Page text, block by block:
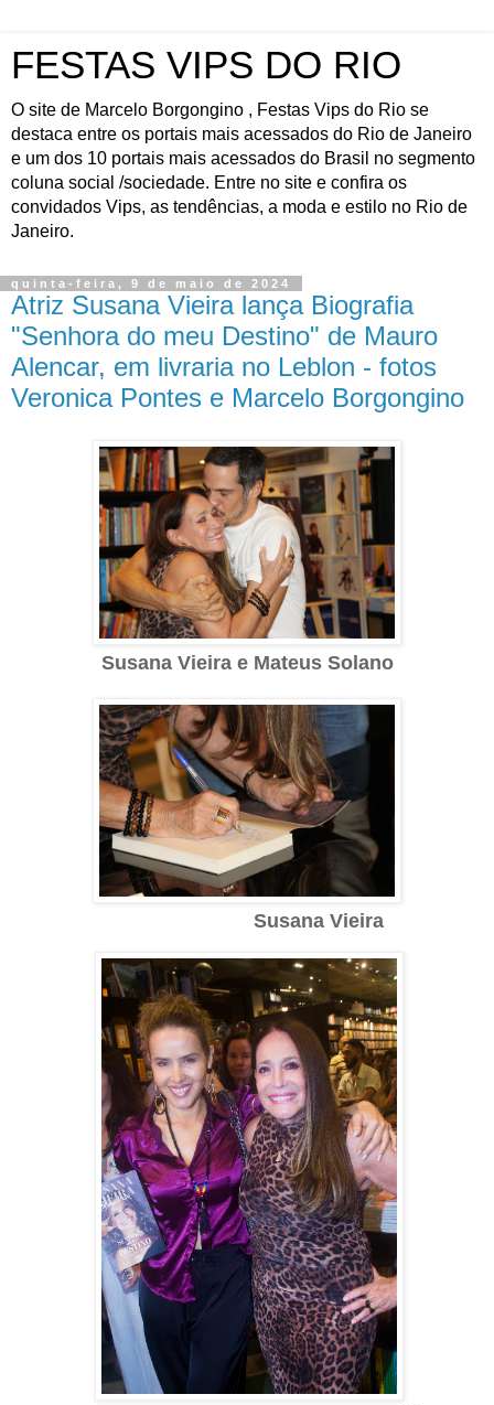
FESTAS VIPS DO RIO
O site de Marcelo Borgongino , Festas Vips do Rio se
destaca entre os portais mais acessados do Rio de Janeiro
e um dos 10 portais mais acessados do Brasil no segmento
coluna social /sociedade. Entre no site e confira os
convidados Vips, as tendências, a moda e estilo no Rio de
Janeiro.
quinta-feira, 9 de maio de 2024
Atriz Susana Vieira lança Biografia
"Senhora do meu Destino" de Mauro
Alencar, em livraria no Leblon - fotos
Veronica Pontes e Marcelo Borgongino
Susana Vieira e Mateus Solano
Susana Vieira